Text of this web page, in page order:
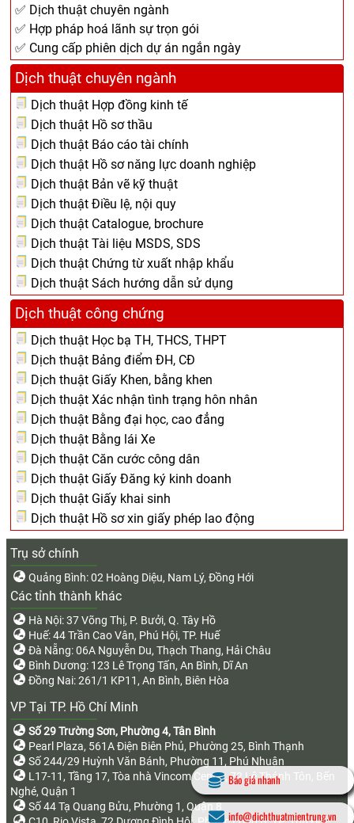
✅ Dịch thuật chuyên ngành
✅ Hợp pháp hoá lãnh sự trọn gói
✅ Cung cấp phiên dịch dự án ngắn ngày
Dịch thuật chuyên ngành
Dịch thuật Hợp đồng kinh tế
Dịch thuật Hồ sơ thầu
Dịch thuật Báo cáo tài chính
Dịch thuật Hồ sơ năng lực doanh nghiệp
Dịch thuật Bản vẽ kỹ thuật
Dịch thuật Điều lệ, nội quy
Dịch thuật Catalogue, brochure
Dịch thuật Tài liệu MSDS, SDS
Dịch thuật Chứng từ xuất nhập khẩu
Dịch thuật Sách hướng dẫn sử dụng
Dịch thuật công chứng
Dịch thuật Học bạ TH, THCS, THPT
Dịch thuật Bảng điểm ĐH, CĐ
Dịch thuật Giấy Khen, bằng khen
Dịch thuật Xác nhận tình trạng hôn nhân
Dịch thuật Bằng đại học, cao đẳng
Dịch thuật Bằng lái Xe
Dịch thuật Căn cước công dân
Dịch thuật Giấy Đăng ký kinh doanh
Dịch thuật Giấy khai sinh
Dịch thuật Hồ sơ xin giấy phép lao động
Trụ sở chính
Quảng Bình: 02 Hoàng Diệu, Nam Lý, Đồng Hới
Các tỉnh thành khác
Hà Nội: 37 Võng Thị, P. Bưởi, Q. Tây Hồ
Huế: 44 Trần Cao Vân, Phú Hội, TP. Huế
Đà Nẵng: 06A Nguyễn Du, Thạch Thang, Hải Châu
Bình Dương: 123 Lê Trọng Tấn, An Bình, Dĩ An
Đồng Nai: 261/1 KP11, An Bình, Biên Hòa
VP Tại TP. Hồ Chí Minh
Số 29 Trường Sơn, Phường 4, Tân Bình
Pearl Plaza, 561A Điện Biên Phủ, Phường 25, Bình Thạnh
Số 244/29 Huỳnh Văn Bánh, Phường 11, Phú Nhuận
L17-11, Tầng 17, Tòa nhà Vincom Center, 72 Lê Thánh Tôn, Bến
Nghé, Quận 1
Số 44 Tạ Quang Bửu, Phường 1, Quận 8
Báo giá nhanh
info@dichthuatmientrung.vn